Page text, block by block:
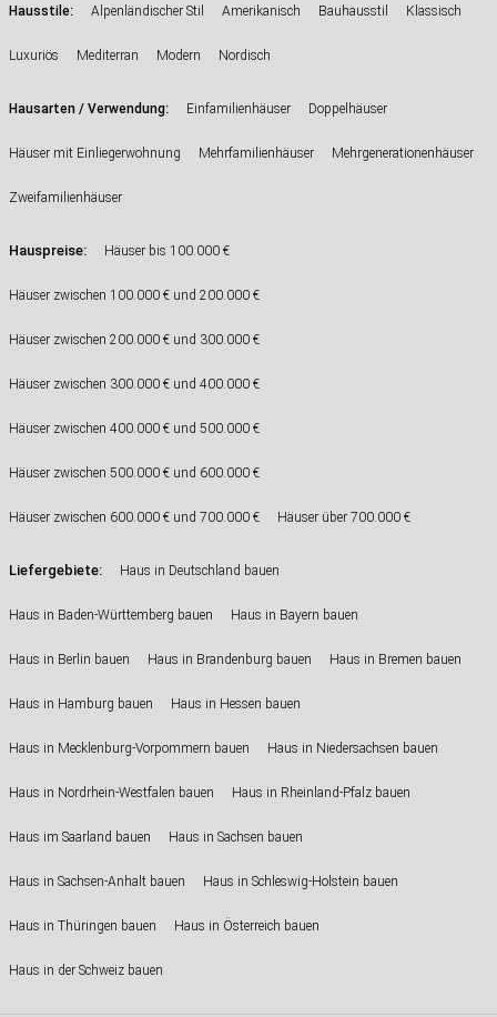
Hausstile: Alpenländischer Stil Amerikanisch Bauhausstil Klassisch
Luxuriös Mediterran Modern Nordisch
Hausarten / Verwendung: Einfamilienhäuser Doppelhäuser
Häuser mit Einliegerwohnung Mehrfamilienhäuser Mehrgenerationenhäuser
Zweifamilienhäuser
Hauspreise: Häuser bis 100.000 €
Häuser zwischen 100.000 € und 200.000 €
Häuser zwischen 200.000 € und 300.000 €
Häuser zwischen 300.000 € und 400.000 €
Häuser zwischen 400.000 € und 500.000 €
Häuser zwischen 500.000 € und 600.000 €
Häuser zwischen 600.000 € und 700.000 € Häuser über 700.000 €
Liefergebiete: Haus in Deutschland bauen
Haus in Baden-Württemberg bauen Haus in Bayern bauen
Haus in Berlin bauen Haus in Brandenburg bauen Haus in Bremen bauen
Haus in Hamburg bauen Haus in Hessen bauen
Haus in Mecklenburg-Vorpommern bauen Haus in Niedersachsen bauen
Haus in Nordrhein-Westfalen bauen Haus in Rheinland-Pfalz bauen
Haus im Saarland bauen Haus in Sachsen bauen
Haus in Sachsen-Anhalt bauen Haus in Schleswig-Holstein bauen
Haus in Thüringen bauen Haus in Österreich bauen
Haus in der Schweiz bauen